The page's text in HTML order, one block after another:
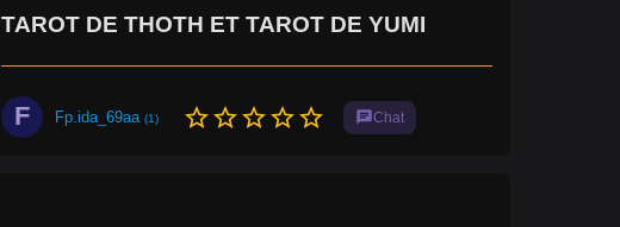
TAROT DE THOTH ET TAROT DE YUMI
F Fp.ida_69aa (1) star_borderstar_borderstar_borderstar_borderstar_border chatChat